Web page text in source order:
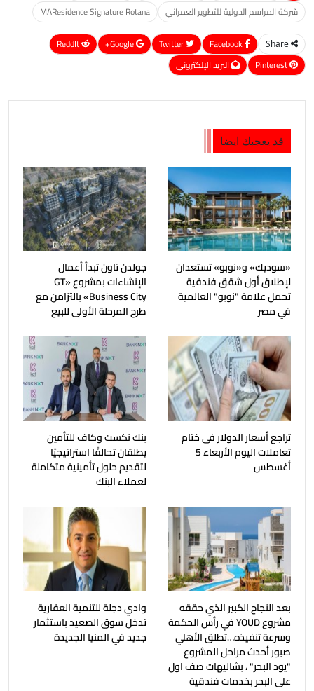
شركة المراسم الدولية للتطوير العمراني
MAResidence Signature Rotana
Share
Google+
ReddIt
Pinterest
البريد الإلكتروني
قد يعجبك ايضا
«سوديك» و«نوبو» تستعدان
لإطلاق أول شقق فندقية
تحمل علامة "نوبو" العالمية
في مصر
جولدن تاون تبدأ أعمال
الإنشاءات بمشروع «GT
Business City» بالتزامن مع
طرح المرحلة الأولى للبيع
تراجع أسعار الدولار فى ختام
تعاملات اليوم الأربعاء 5
أغسطس
بنك نكست وكاف للتأمين
يطلقان تحالفًا استراتيجيًا
لتقديم حلول تأمينية متكاملة
لعملاء البنك
بعد النجاح الكبير الذي حققه
مشروع YOUD في رأس الحكمة
وسرعة تنفيذه…تطلق الأهلي
صبور أحدث مراحل المشروع
"يود البحر" ، بشاليهات صف اول
على البحر بخدمات فندقية
وادي دجلة للتنمية العقارية
تدخل سوق الصعيد باستثمار
جديد في المنيا الجديدة